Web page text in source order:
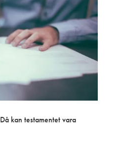
kan testamentet vara